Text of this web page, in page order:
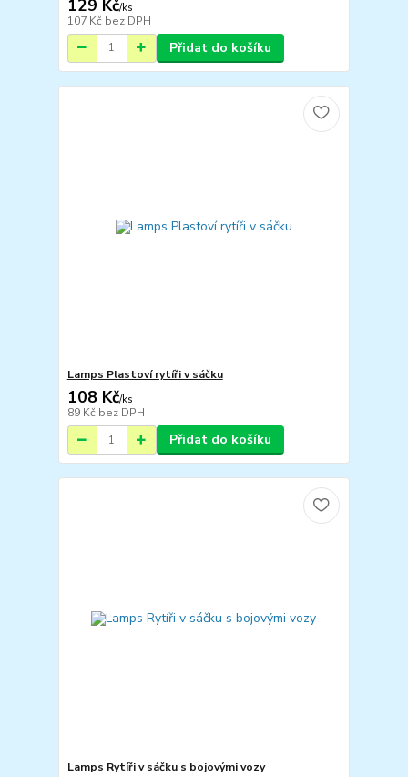
129 Kč/ks
107 Kč bez DPH
Přidat do košíku
Lamps Plastoví rytíři v sáčku
108 Kč/ks
89 Kč bez DPH
Přidat do košíku
Lamps Rytíři v sáčku s bojovými vozy